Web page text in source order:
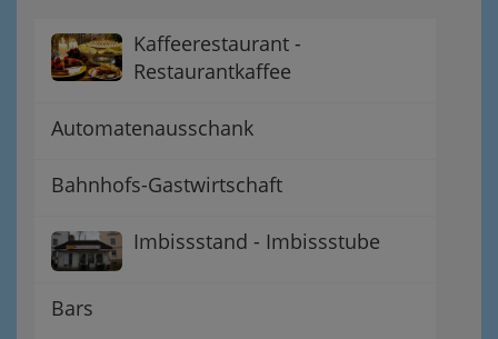
Kaffeerestaurant -
Restaurantkaffee
Automatenausschank
Bahnhofs-Gastwirtschaft
Imbissstand - Imbissstube
Bars